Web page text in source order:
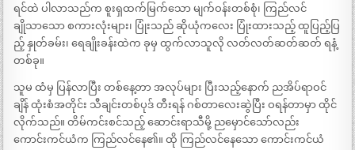
ရင်ထဲ ပါလာသည်က စူးရှထက်မြက်သော မျက်ဝန်းတစ်စုံ၊ ကြည်လင်
ချိုသာသော စကားလုံးများ၊ ပြုံးသည် ဆိုယုံကလေး ပြုံးထားသည့် ထူပြည့်ပြ
ည့် နှုတ်ခမ်း၊ ရေချိုးခန်းထဲက ခုမှ ထွက်လာသူလို လတ်လတ်ဆတ်ဆတ် ရနံ့
တစ်ခု။
သူမ ထံမှ ပြန်လာပြီး တစ်နေ့တာ အလုပ်များ ပြီးသည့်နောက် ညအိပ်ရာဝင်
ချိန် ထုံးစံအတိုင်း သီချင်းတစ်ပုဒ် တီးရန် ဂစ်တာလေးဆွဲပြီး ဝရန်တာမှာ ထိုင်
လိုက်သည်။ တိမ်ကင်းစင်သည့် ဆောင်းရာသီမို့ ညမှောင်သော်လည်း
ကောင်းကင်ယံက ကြည်လင်နေ၏။ ထို ကြည်လင်နေသော ကောင်းကင်ယံ